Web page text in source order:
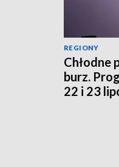
REGIONY
Chłodne
burz.
22 i 23